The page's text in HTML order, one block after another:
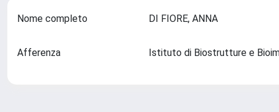
Nome completo DI FIORE, ANNA
Afferenza Istituto di Biostrutture e